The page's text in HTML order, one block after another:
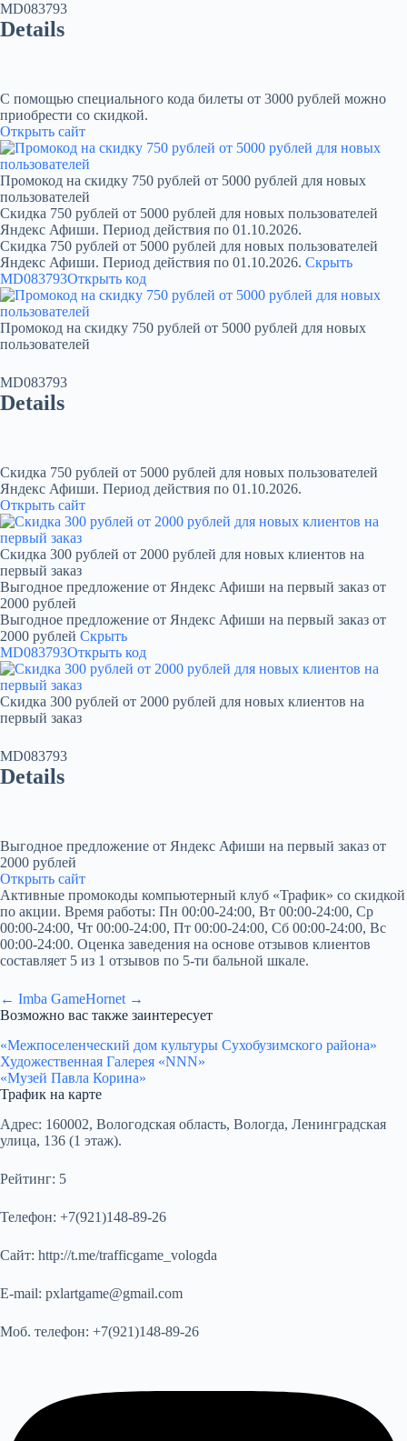
MD083793
Details
С помощью специального кода билеты от 3000 рублей можно
приобрести со скидкой.
Открыть сайт
Промокод на скидку 750 рублей от 5000 рублей для новых
пользователей
Скидка 750 рублей от 5000 рублей для новых пользователей
Яндекс Афиши. Период действия по 01.10.2026.
Скидка 750 рублей от 5000 рублей для новых пользователей
Яндекс Афиши. Период действия по 01.10.2026. Скрыть
MD083793Открыть код
Промокод на скидку 750 рублей от 5000 рублей для новых
пользователей
MD083793
Details
Скидка 750 рублей от 5000 рублей для новых пользователей
Яндекс Афиши. Период действия по 01.10.2026.
Открыть сайт
Скидка 300 рублей от 2000 рублей для новых клиентов на
первый заказ
Выгодное предложение от Яндекс Афиши на первый заказ от
2000 рублей
Выгодное предложение от Яндекс Афиши на первый заказ от
2000 рублей Скрыть
MD083793Открыть код
Скидка 300 рублей от 2000 рублей для новых клиентов на
первый заказ
MD083793
Details
Выгодное предложение от Яндекс Афиши на первый заказ от
2000 рублей
Открыть сайт
Активные промокоды компьютерный клуб «Трафик» со скидкой
по акции. Время работы: Пн 00:00-24:00, Вт 00:00-24:00, Ср
00:00-24:00, Чт 00:00-24:00, Пт 00:00-24:00, Сб 00:00-24:00, Вс
00:00-24:00. Оценка заведения на основе отзывов клиентов
составляет 5 из 1 отзывов по 5-ти бальной шкале.
← Imba GameHornet →
Возможно вас также заинтересует
«Межпоселенческий дом культуры Сухобузимского района»
Художественная Галерея «NNN»
«Музей Павла Корина»
Трафик на карте
Адрес: 160002, Вологодская область, Вологда, Ленинградская
улица, 136 (1 этаж).
Рейтинг: 5
Телефон: +7(921)148-89-26
Сайт: http://t.me/trafficgame_vologda
E-mail: pxlartgame@gmail.com
Моб. телефон: +7(921)148-89-26